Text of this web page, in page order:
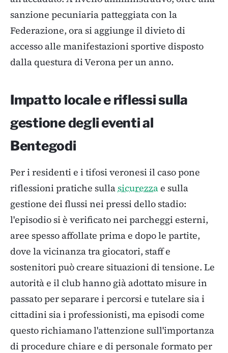
sanzione pecuniaria patteggiata con la
Federazione, ora si aggiunge il divieto di
accesso alle manifestazioni sportive disposto
dalla questura di Verona per un anno.
Impatto locale e riflessi sulla
gestione degli eventi al
Bentegodi
Per i residenti e i tifosi veronesi il caso pone
riflessioni pratiche sullasicurezzae sulla
gestione dei flussi nei pressi dello stadio:
l'episodio si è verificato nei parcheggi esterni,
aree spesso affollate prima e dopo le partite,
dove la vicinanza tra giocatori, staff e
sostenitori può creare situazioni di tensione. Le
autorità e il club hanno già adottato misure in
passato per separare i percorsi e tutelare sia i
cittadini sia i professionisti, ma episodi come
questo richiamano l'attenzione sull'importanza
di procedure chiare e di personale formato per